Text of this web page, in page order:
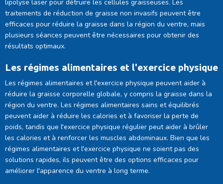
lipolyse laser pour détruire les cellules graisseuses. Les
traitements de réduction de graisse non invasifs peuvent être
efficaces pour réduire la graisse dans la région du ventre, mais
plusieurs séances peuvent être nécessaires pour obtenir des
résultats optimaux.
Les régimes alimentaires et l'exercice physique
Les régimes alimentaires et l'exercice physique peuvent aider à
réduire la graisse corporelle globale, y compris la graisse dans la
région du ventre. Les régimes alimentaires sains et équilibrés
peuvent aider à réduire les calories et à favoriser la perte de
poids, tandis que l'exercice physique régulier peut aider à brûler
les calories et à renforcer les muscles abdominaux. Bien que les
régimes alimentaires et l'exercice physique ne soient pas des
solutions rapides, ils peuvent être des options efficaces pour
améliorer l'apparence du ventre à long terme.